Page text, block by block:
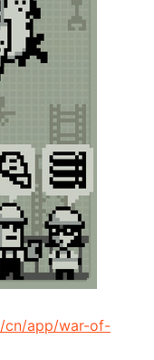
cn/app/war-of-